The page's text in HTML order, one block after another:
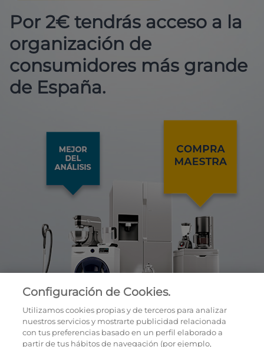
Por 2€ tendrás acceso a la
organización de
consumidores más grande
de España.
Configuración de Cookies.
Utilizamos cookies propias y de terceros para analizar
nuestros servicios y mostrarte publicidad relacionada
con tus preferencias basado en un perfil elaborado a
partir de tus hábitos de navegación (por ejemplo,